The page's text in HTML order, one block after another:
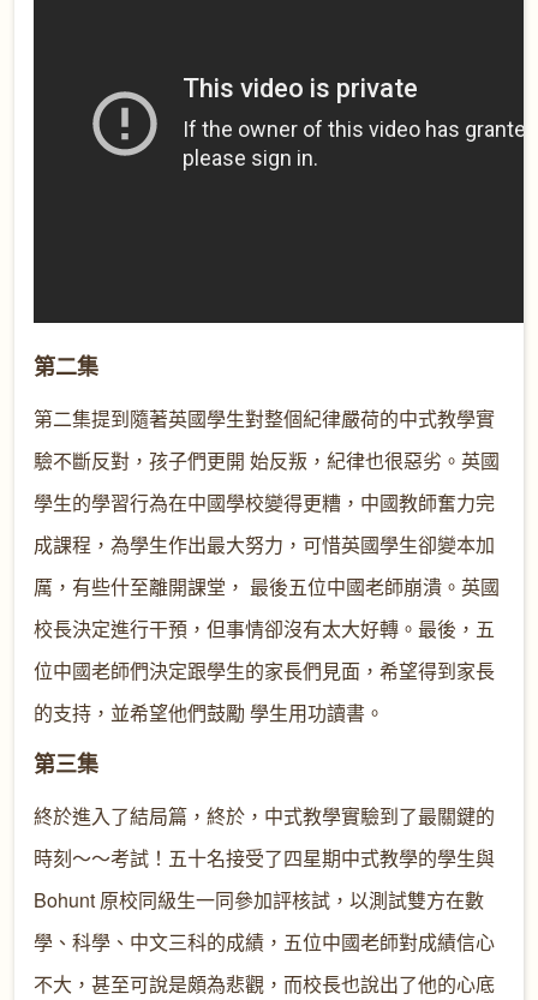
第二集
第二集提到隨著英國學生對整個紀律嚴荷的中式教學實
驗不斷反對，孩子們更開 始反叛，紀律也很惡劣。英國
學生的學習行為在中國學校變得更糟，中國教師奮力完
成課程，為學生作出最大努力，可惜英國學生卻變本加
厲，有些什至離開課堂， 最後五位中國老師崩潰。英國
校長決定進行干預，但事情卻沒有太大好轉。最後，五
位中國老師們決定跟學生的家長們見面，希望得到家長
的支持，並希望他們鼓勵 學生用功讀書。
第三集
終於進入了結局篇，終於，中式教學實驗到了最關鍵的
時刻～～考試！五十名接受了四星期中式教學的學生與
Bohunt 原校同級生一同參加評核試，以測試雙方在數
學、科學、中文三科的成績，五位中國老師對成績信心
不大，甚至可說是頗為悲觀，而校長也說出了他的心底